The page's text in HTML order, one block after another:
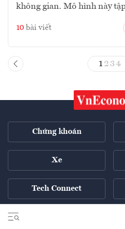
không gian. Mô hình này
10 bài viết
1 23 4
Chứng khoán
Xe
Tech Connect